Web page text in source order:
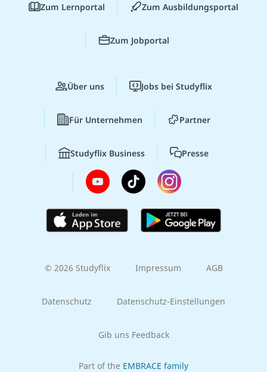
Zum Lernportal Zum Ausbildungsportal
Zum Jobportal
Über uns Jobs bei Studyflix
Für Unternehmen Partner
Studyflix Business Presse
© 2026 Studyflix Impressum AGB
Datenschutz Datenschutz-Einstellungen
Gib uns Feedback
Part of the EMBRACE family